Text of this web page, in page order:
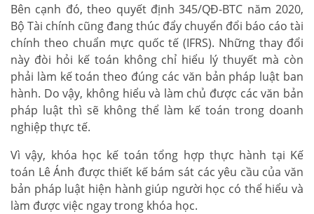
Bên cạnh đó, theo quyết định 345/QĐ-BTC năm 2020,
Bộ Tài chính cũng đang thúc đẩy chuyển đổi báo cáo tài
chính theo chuẩn mực quốc tế (IFRS). Những thay đổi
này đòi hỏi kế toán không chỉ hiểu lý thuyết mà còn
phải làm kế toán theo đúng các văn bản pháp luật ban
hành. Do vậy, không hiểu và làm chủ được các văn bản
pháp luật thì sẽ không thể làm kế toán trong doanh
nghiệp thực tế.
Vì vậy, khóa học kế toán tổng hợp thực hành tại Kế
toán Lê Ánh được thiết kế bám sát các yêu cầu của văn
bản pháp luật hiện hành giúp người học có thể hiểu và
làm được việc ngay trong khóa học.